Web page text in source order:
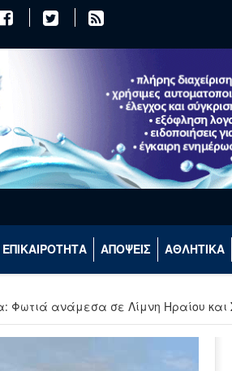
ΕΠΙΚΑΙΡΟΤΗΤΑ ΑΠΟΨΕΙΣ ΑΘΛΗΤΙΚΑ
Φωτιά ανάμεσα σε Λίμνη Ηραίου